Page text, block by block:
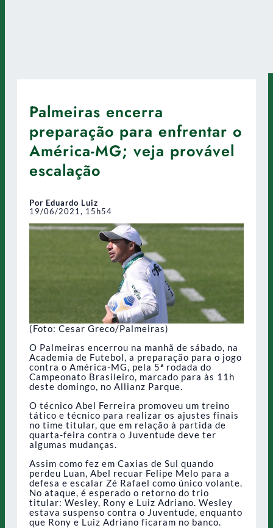
Palmeiras encerra
preparação para enfrentar o
América-MG; veja provável
escalação
Por Eduardo Luiz
19/06/2021, 15h54
(Foto: Cesar Greco/Palmeiras)
O Palmeiras encerrou na manhã de sábado, na
Academia de Futebol, a preparação para o jogo
contra o América-MG, pela 5ª rodada do
Campeonato Brasileiro, marcado para às 11h
deste domingo, no Allianz Parque.
O técnico Abel Ferreira promoveu um treino
tático e técnico para realizar os ajustes finais
no time titular, que em relação à partida de
quarta-feira contra o Juventude deve ter
algumas mudanças.
Assim como fez em Caxias de Sul quando
perdeu Luan, Abel recuar Felipe Melo para a
defesa e escalar Zé Rafael como único volante.
No ataque, é esperado o retorno do trio
titular: Wesley, Rony e Luiz Adriano. Wesley
estava suspenso contra o Juventude, enquanto
que Rony e Luiz Adriano ficaram no banco.